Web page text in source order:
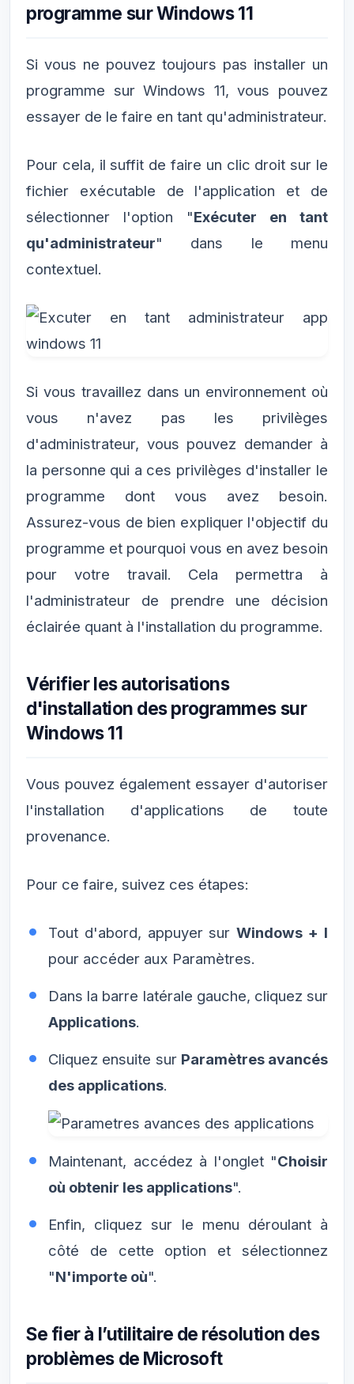
programme sur Windows 11
Si vous ne pouvez toujours pas installer un
programme sur Windows 11, vous pouvez
essayer de le faire en tant qu'administrateur.
Pour cela, il suffit de faire un clic droit sur le
fichier exécutable de l'application et de
sélectionner l'option "Exécuter en tant
qu'administrateur" dans le menu
contextuel.
Si vous travaillez dans un environnement où
vous n'avez pas les privilèges
d'administrateur, vous pouvez demander à
la personne qui a ces privilèges d'installer le
programme dont vous avez besoin.
Assurez-vous de bien expliquer l'objectif du
programme et pourquoi vous en avez besoin
pour votre travail. Cela permettra à
l'administrateur de prendre une décision
éclairée quant à l'installation du programme.
Vérifier les autorisations
d'installation des programmes sur
Windows 11
Vous pouvez également essayer d'autoriser
l'installation d'applications de toute
provenance.
Pour ce faire, suivez ces étapes:
Tout d'abord, appuyer surWindows + I
pour accéder aux Paramètres.
Dans la barre latérale gauche, cliquez sur
Applications.
Cliquez ensuite sur Paramètres avancés
des applications.
Maintenant, accédez à l'onglet "Choisir
où obtenir les applications".
Enfin, cliquez sur le menu déroulant à
côté de cette option et sélectionnez
"N'importe où".
Se fier à l’utilitaire de résolution des
problèmes de Microsoft